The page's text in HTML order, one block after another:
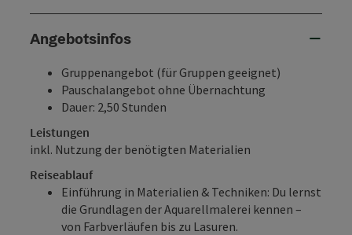
Angebotsinfos
Gruppenangebot (für Gruppen geeignet)
Pauschalangebot ohne Übernachtung
Dauer: 2,50 Stunden
Leistungen
inkl. Nutzung der benötigten Materialien
Reiseablauf
Einführung in Materialien & Techniken: Du lernst
die Grundlagen der Aquarellmalerei kennen –
von Farbverläufen bis zu Lasuren.